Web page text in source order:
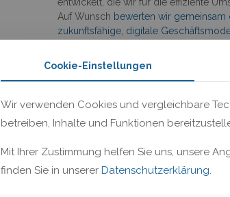
Auf Wunsch bewerten wir gemeinsam
zukunftsfähige, digitale
Ihres Unternehmens zu den Top-
Security-Projekten (BAIT, VAIT, ISO
Bei allen Themen setzen wir auf
Durch die synergetische Kombination
der Zieldefinition über die operative
Veränderungen nicht nur implementiert,
Haben Sie Interesse an mehr
Cookie-Einstellungen
Wir verwenden Cookies und vergleichbare
betreiben, Inhalte und Funktionen
Mit Ihrer Zustimmung helfen Sie uns, unsere
finden Sie in unserer Datenschutzerklärung